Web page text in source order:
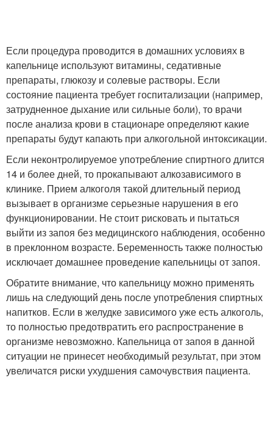
Если процедура проводится в домашних условиях в
капельнице используют витамины, седативные
препараты, глюкозу и солевые растворы. Если
состояние пациента требует госпитализации (например,
затрудненное дыхание или сильные боли), то врачи
после анализа крови в стационаре определяют какие
препараты будут капають при алкогольной интоксикации.
Если неконтролируемое употребление спиртного длится
14 и более дней, то прокапывают алкозависимого в
клинике. Прием алкоголя такой длительный период
вызывает в организме серьезные нарушения в его
функционировании. Не стоит рисковать и пытаться
выйти из запоя без медицинского наблюдения, особенно
в преклонном возрасте. Беременность также полностью
исключает домашнее проведение капельницы от запоя.
Обратите внимание, что капельницу можно применять
лишь на следующий день после употребления спиртных
напитков. Если в желудке зависимого уже есть алкоголь,
то полностью предотвратить его распространение в
организме невозможно. Капельница от запоя в данной
ситуации не принесет необходимый результат, при этом
увеличатся риски ухудшения самочувствия пациента.